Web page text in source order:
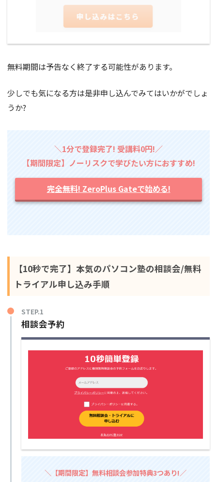
無料期間は予告なく終了する可能性があります。
少しでも気になる方は是非申し込んでみてはいかがでしょ
うか?
＼1分で登録完了! 受講料0円!／
【期間限定】ノーリスクで学びたい方におすすめ!
完全無料! ZeroPlus Gateで始める!
【10秒で完了】本気のパソコン塾の相談会/無料
トライアル申し込み手順
STEP.1
相談会予約
＼【期間限定】無料相談会参加特典3つあり!／